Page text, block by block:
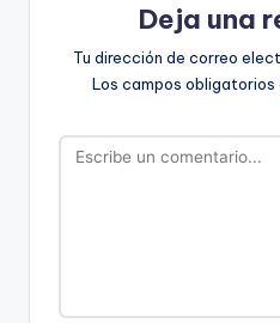
Deja una
Tu dirección de correo
Los campos